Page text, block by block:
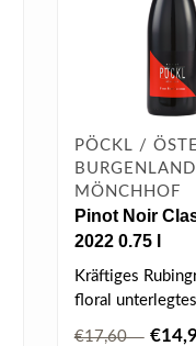
PÖCKL /
MÖNCHHOF
Pinot Noir
2022 0.75 l
Kräftiges
floral
€17,60